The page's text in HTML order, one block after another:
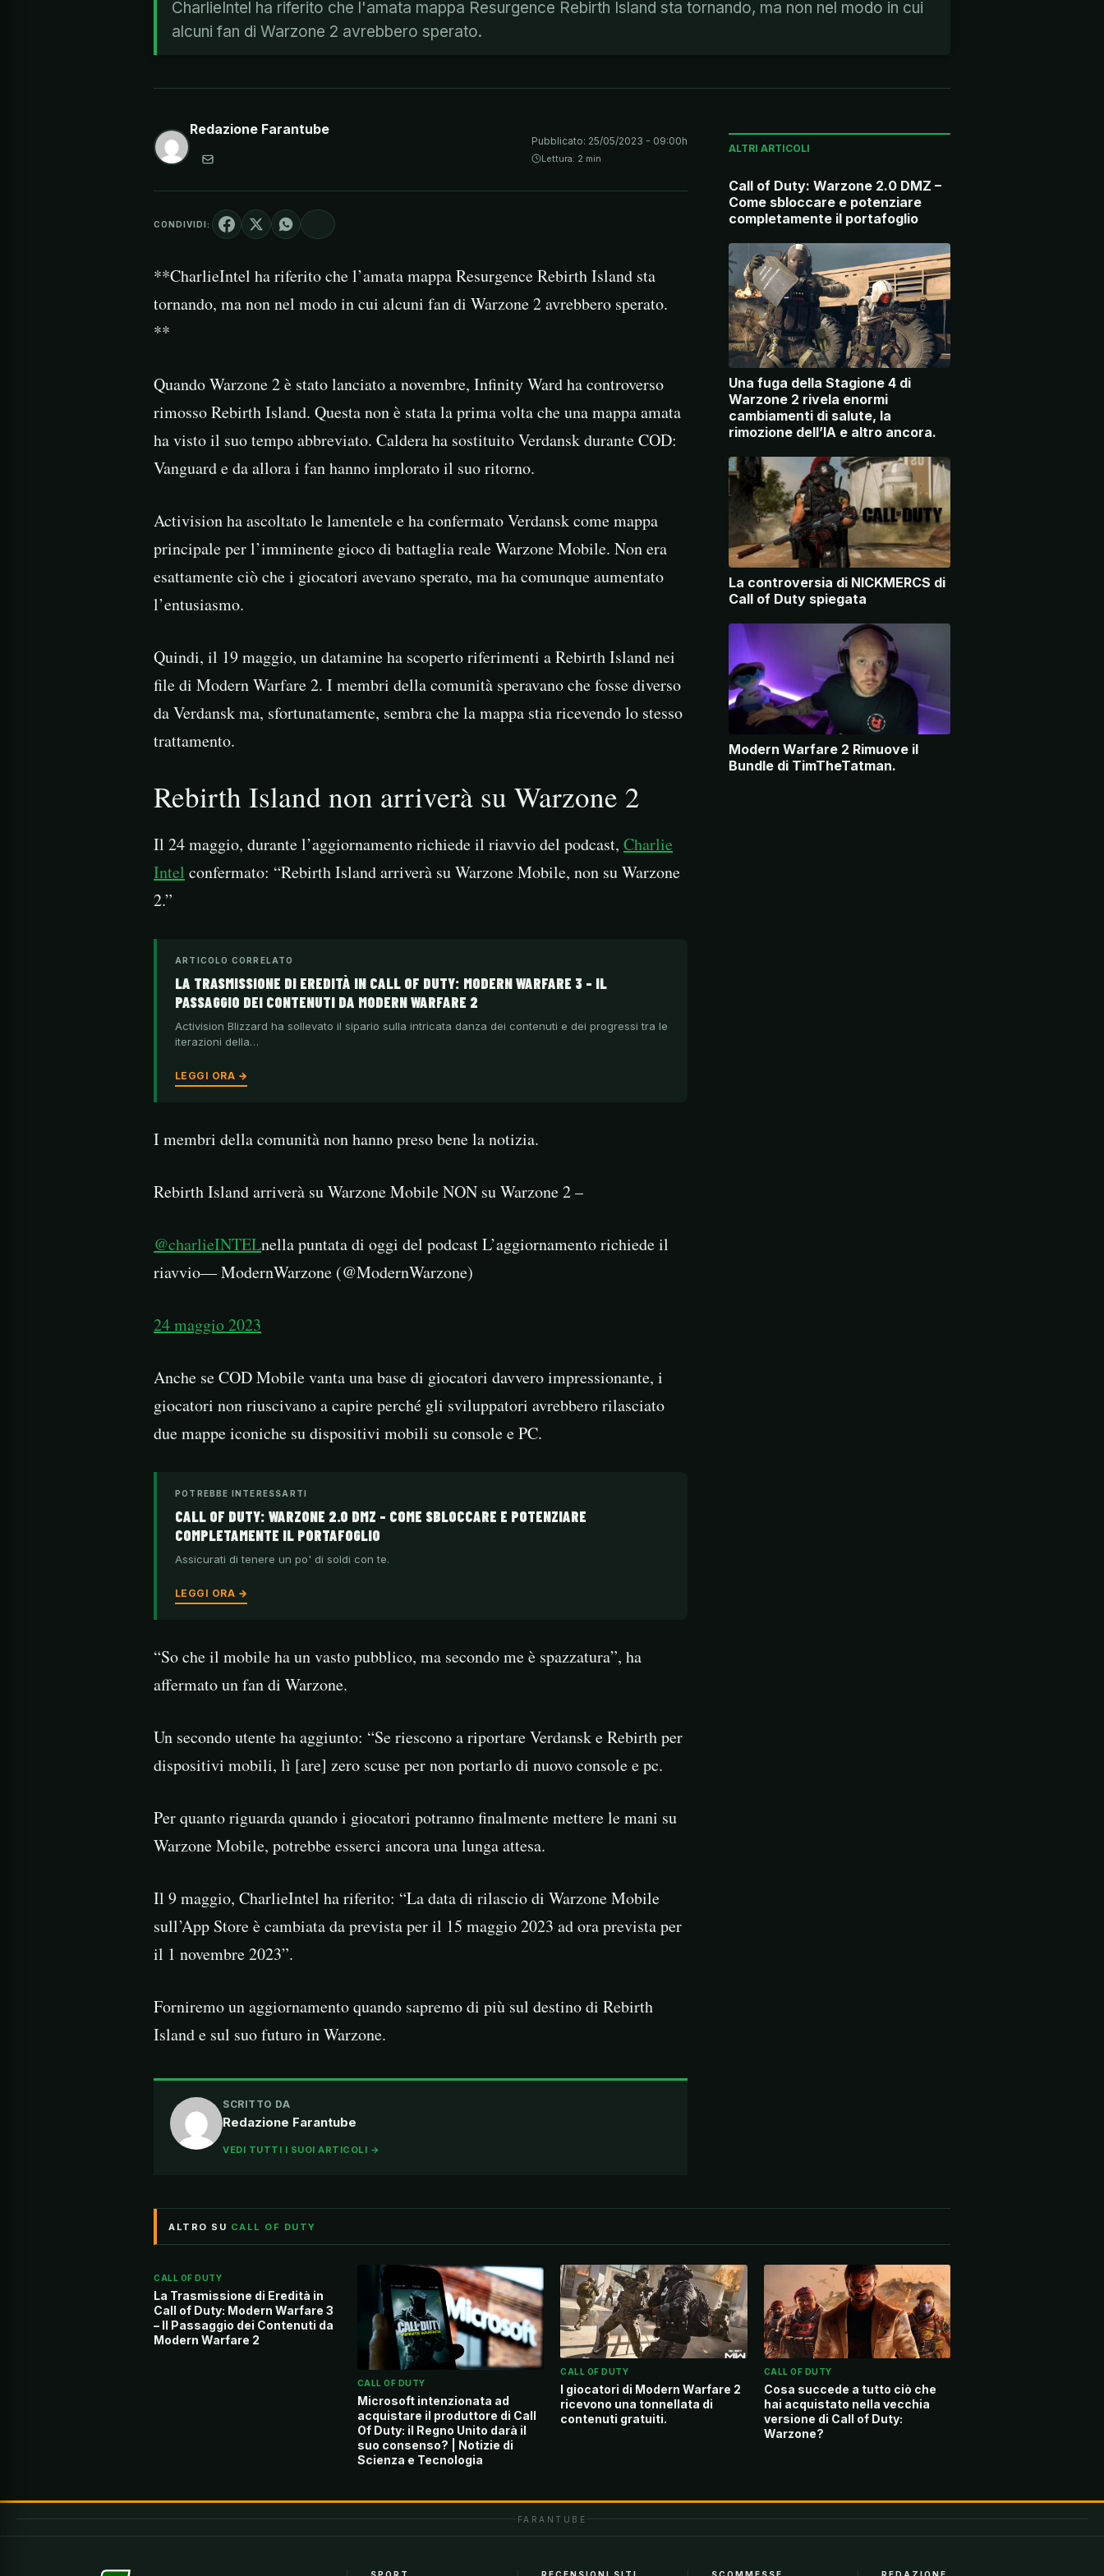
CharlieIntel ha riferito che l'amata mappa Resurgence Rebirth Island sta tornando, ma non nel modo in cui
alcuni fan di Warzone 2 avrebbero sperato.
Redazione Farantube
Pubblicato: 25/05/2023 - 09:00h
Lettura: 2 min
CONDIVIDI:
**CharlieIntel ha riferito che l’amata mappa Resurgence Rebirth Island sta
tornando, ma non nel modo in cui alcuni fan di Warzone 2 avrebbero sperato.
**
Quando Warzone 2 è stato lanciato a novembre, Infinity Ward ha controverso
rimosso Rebirth Island. Questa non è stata la prima volta che una mappa amata
ha visto il suo tempo abbreviato. Caldera ha sostituito Verdansk durante COD:
Vanguard e da allora i fan hanno implorato il suo ritorno.
Activision ha ascoltato le lamentele e ha confermato Verdansk come mappa
principale per l’imminente gioco di battaglia reale Warzone Mobile. Non era
esattamente ciò che i giocatori avevano sperato, ma ha comunque aumentato
l’entusiasmo.
Quindi, il 19 maggio, un datamine ha scoperto riferimenti a Rebirth Island nei
file di Modern Warfare 2. I membri della comunità speravano che fosse diverso
da Verdansk ma, sfortunatamente, sembra che la mappa stia ricevendo lo stesso
trattamento.
Rebirth Island non arriverà su Warzone 2
Il 24 maggio, durante l’aggiornamento richiede il riavvio del podcast, Charlie
Intel confermato: “Rebirth Island arriverà su Warzone Mobile, non su Warzone
2.”
ARTICOLO CORRELATO
LA TRASMISSIONE DI EREDITÀ IN CALL OF DUTY: MODERN WARFARE 3 – IL
PASSAGGIO DEI CONTENUTI DA MODERN WARFARE 2
Activision Blizzard ha sollevato il sipario sulla intricata danza dei contenuti e dei progressi tra le
iterazioni della…
LEGGI ORA →
I membri della comunità non hanno preso bene la notizia.
Rebirth Island arriverà su Warzone Mobile NON su Warzone 2 –
@charlieINTELnella puntata di oggi del podcast L’aggiornamento richiede il
riavvio— ModernWarzone (@ModernWarzone)
24 maggio 2023
Anche se COD Mobile vanta una base di giocatori davvero impressionante, i
giocatori non riuscivano a capire perché gli sviluppatori avrebbero rilasciato
due mappe iconiche su dispositivi mobili su console e PC.
POTREBBE INTERESSARTI
CALL OF DUTY: WARZONE 2.0 DMZ – COME SBLOCCARE E POTENZIARE
COMPLETAMENTE IL PORTAFOGLIO
Assicurati di tenere un po' di soldi con te.
LEGGI ORA →
“So che il mobile ha un vasto pubblico, ma secondo me è spazzatura”, ha
affermato un fan di Warzone.
Un secondo utente ha aggiunto: “Se riescono a riportare Verdansk e Rebirth per
dispositivi mobili, lì [are] zero scuse per non portarlo di nuovo console e pc.
Per quanto riguarda quando i giocatori potranno finalmente mettere le mani su
Warzone Mobile, potrebbe esserci ancora una lunga attesa.
Il 9 maggio, CharlieIntel ha riferito: “La data di rilascio di Warzone Mobile
sull’App Store è cambiata da prevista per il 15 maggio 2023 ad ora prevista per
il 1 novembre 2023”.
Forniremo un aggiornamento quando sapremo di più sul destino di Rebirth
Island e sul suo futuro in Warzone.
SCRITTO DA
Redazione Farantube
VEDI TUTTI I SUOI ARTICOLI →
ALTRI ARTICOLI
Call of Duty: Warzone 2.0 DMZ –
Come sbloccare e potenziare
completamente il portafoglio
Una fuga della Stagione 4 di
Warzone 2 rivela enormi
cambiamenti di salute, la
rimozione dell’IA e altro ancora.
La controversia di NICKMERCS di
Call of Duty spiegata
Modern Warfare 2 Rimuove il
Bundle di TimTheTatman.
ALTRO SU CALL OF DUTY
CALL OF DUTY
La Trasmissione di Eredità in
Call of Duty: Modern Warfare 3
– Il Passaggio dei Contenuti da
Modern Warfare 2
CALL OF DUTY
Microsoft intenzionata ad
acquistare il produttore di Call
Of Duty: il Regno Unito darà il
suo consenso? | Notizie di
Scienza e Tecnologia
CALL OF DUTY
I giocatori di Modern Warfare 2
ricevono una tonnellata di
contenuti gratuiti.
CALL OF DUTY
Cosa succede a tutto ciò che
hai acquistato nella vecchia
versione di Call of Duty:
Warzone?
FARANTUBE